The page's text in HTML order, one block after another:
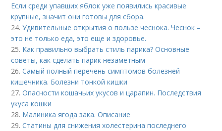
Если среди упавших яблок уже появились красивые
крупные, значит они готовы для сбора.
24.Удивительные открытия о пользе чеснока. Чеснок –
это не только еда, это еще и здоровье.
25. Как правильно выбрать стиль парика? Основные
советы, как сделать парик незаметным
26.Самый полный перечень симптомов болезней
кишечника. Болезни тонкой кишки
27.Опасности кошачьих укусов и царапин. Последствия
укуса кошки
28. Малиника ягода зака. Описание
29.Статины для снижения холестерина последнего